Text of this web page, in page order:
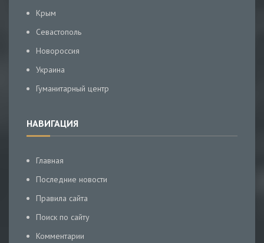
Крым
Севастополь
Новороссия
Украина
Гуманитарный центр
НАВИГАЦИЯ
Главная
Последние новости
Правила сайта
Поиск по сайту
Комментарии